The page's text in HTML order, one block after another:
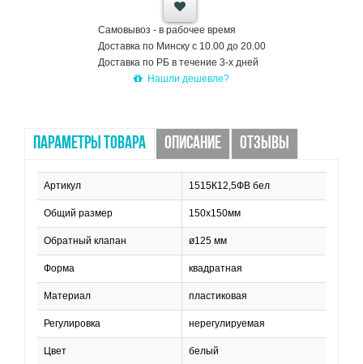
Самовывоз - в рабочее время
Доставка по Минску с 10.00 до 20.00
Доставка по РБ в течение 3-х дней
Нашли дешевле?
ПАРАМЕТРЫ ТОВАРА ОПИСАНИЕ ОТЗЫВЫ
Артикул 1515К12,5ФВ бел
Общий размер 150х150мм
Обратный клапан ø125 мм
Форма квадратная
Материал пластиковая
Регулировка нерегулируемая
Цвет белый